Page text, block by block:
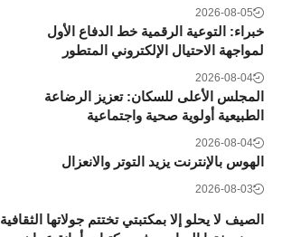
2026-08-05
خبراء: التوعية الرقمية خط الدفاع الأول
لمواجهة الاحتيال الإلكتروني المتطور
2026-08-04
المجلس الأعلى للسكان: تعزيز الرضاعة
الطبيعية أولوية صحية واجتماعية
2026-08-04
الهوس بالإنترنت يزيد التوتر والانعزال
2026-08-03
الصيف لا يحلو إلا بمكتبتي تختتم جولاتها الثقافية